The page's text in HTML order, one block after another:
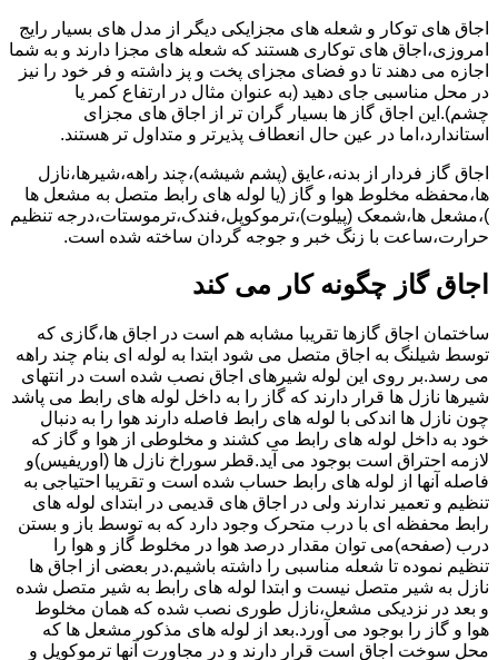
اجاق های توکار و شعله های مجزایکی دیگر از مدل های بسیار رایج
امروزی،اجاق های توکاری هستند که شعله های مجزا دارند و به شما
اجازه می دهند تا دو فضای مجزای پخت و پز داشته و فر خود را نیز
در محل مناسبی جای دهید (به عنوان مثال در ارتفاع کمر یا
چشم).این اجاق گاز ها بسیار گران تر از اجاق های مجزای
استاندارد،اما در عین حال انعطاف پذیرتر و متداول تر هستند.
اجاق گاز فردار از بدنه،عایق (پشم شیشه)،چند راهه،شیرها،نازل
ها،محفظه مخلوط هوا و گاز (یا لوله های رابط متصل به مشعل ها
)،مشعل ها،شمعک (پیلوت)،ترموکوپل،فندک،ترموستات،درجه تنظیم
حرارت،ساعت با زنگ خبر و جوجه گردان ساخته شده است.
اجاق گاز چگونه کار می کند
ساختمان اجاق گازها تقریبا مشابه هم است در اجاق ها،گازی که
توسط شیلنگ به اجاق متصل می شود ابتدا به لوله ای بنام چند راهه
می رسد.بر روی این لوله شیرهای اجاق نصب شده است در انتهای
شیرها نازل ها قرار دارند که گاز را به داخل لوله های رابط می پاشد
چون نازل ها اندکی با لوله های رابط فاصله دارند هوا را به دنبال
خود به داخل لوله های رابط می کشند و مخلوطی از هوا و گاز که
لازمه احتراق است بوجود می آید.قطر سوراخ نازل ها (اوریفیس)و
فاصله آنها از لوله های رابط حساب شده است و تقریبا احتیاجی به
تنظیم و تعمیر ندارند ولی در اجاق های قدیمی در ابتدای لوله های
رابط محفظه ای با درب متحرک وجود دارد که به توسط باز و بستن
درب (صفحه)می توان مقدار درصد هوا در مخلوط گاز و هوا را
تنظیم نموده تا شعله مناسبی را داشته باشیم.در بعضی از اجاق ها
نازل به شیر متصل نیست و ابتدا لوله های رابط به شیر متصل شده
و بعد در نزدیکی مشعل،نازل طوری نصب شده که همان مخلوط
هوا و گاز را بوجود می آورد.بعد از لوله های مذکور مشعل ها که
محل سوخت اجاق است قرار دارند و در مجاورت آنها ترموکوپل و